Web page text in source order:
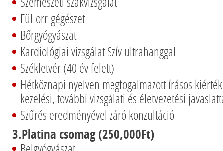
Fül-orr-gégészet
Bőrgyógyászat
Kardiológiai vizsgálat Szív ultrahanggal
Székletvér (40 év felett)
Hétköznapi nyelven megfogalmazott írásos
kezelési, további vizsgálati és életvezetési
Szűrés eredményével záró konzultáció
3.Platina csomag (250,000Ft)